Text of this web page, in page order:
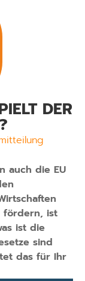
DER
auch die EU
fördern, ist
ist die
sind
das für Ihr